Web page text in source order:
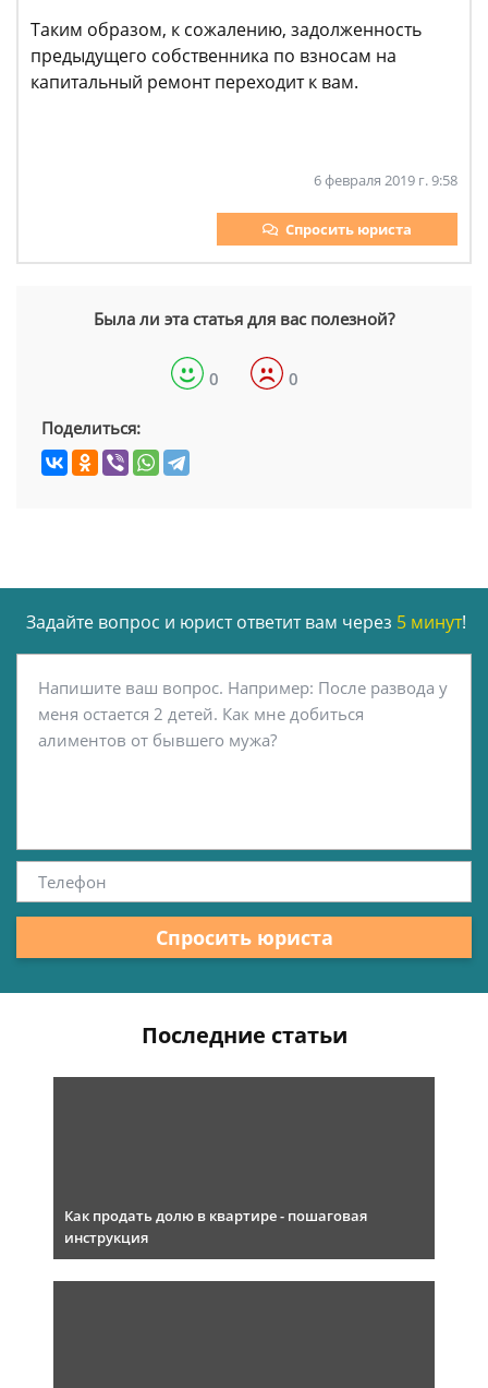
Таким образом, к сожалению, задолженность
предыдущего собственника по взносам на
капитальный ремонт переходит к вам.
6 февраля 2019 г. 9:58
Спросить юриста
Была ли эта статья для вас полезной?
0 0
Поделиться:
Задайте вопрос и юрист ответит вам через 5 минут!
Спросить юриста
Последние статьи
Как продать долю в квартире - пошаговая
инструкция